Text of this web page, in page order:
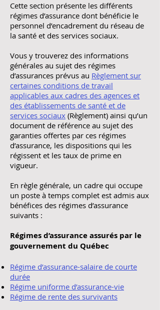
Cette section présente les différents
régimes d’assurance dont bénéficie le
personnel d’encadrement du réseau de
la santé et des services sociaux.
Vous y trouverez des informations
générales au sujet des régimes
d’assurances prévus au Règlement sur
certaines conditions de travail
applicables aux cadres des agences et
des établissements de santé et de
services sociaux (Règlement) ainsi qu’un
document de référence au sujet des
garanties offertes par ces régimes
d’assurance, les dispositions qui les
régissent et les taux de prime en
vigueur.
En règle générale, un cadre qui occupe
un poste à temps complet est admis aux
bénéfices des régimes d’assurance
suivants :
Régimes d’assurance assurés par le
gouvernement du Québec
Régime d’assurance-salaire de courte
durée
Régime uniforme d’assurance-vie
Régime de rente des survivants